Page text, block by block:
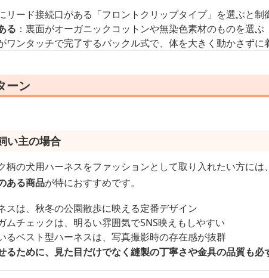
リード接続口がある「フロントクリップタイプ」を選ぶと制
る ：裏面がオーガニックコットンや無染色素材のものを選ぶ
ワンタッチで完了するバックル式で、体を大きく動かさず
ーン
い主の場合
の犬用ハーネスをファッションとして取り入れたい方には、
ある商品が特におすすめです。
スは、秋冬の公園散歩に映える定番デザイン
ムチェックは、明るい雰囲気でSNS映えもしやすい
るベスト型ハーネスは、写真撮影時の存在感が抜群
るために、見た目だけでなく縫製の丁寧さや金具の品質も必